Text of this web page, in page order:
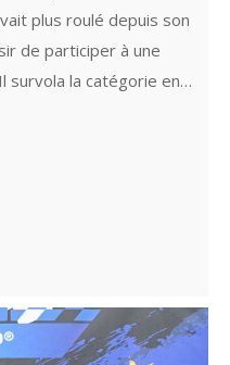
plus roulé depuis son
de participer à une
survola la catégorie en…